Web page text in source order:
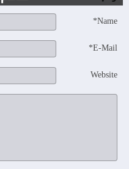
Name*
E-Mail*
Website